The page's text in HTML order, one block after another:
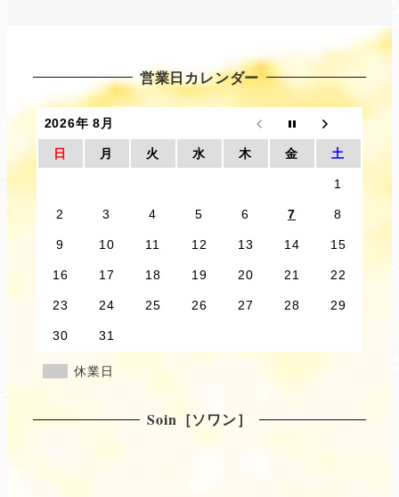
営業日カレンダー
2026年 8月
日 月 火 水 木 金 土
1
2 3 4 5 6 7 8
9 10 11 12 13 14 15
16 17 18 19 20 21 22
23 24 25 26 27 28 29
30 31
休業日
Soin［ソワン］